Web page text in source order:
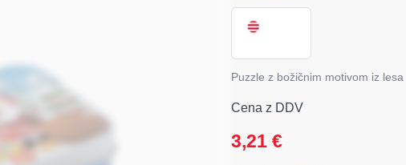
Puzzle z božičnim motivom iz lesa
Cena z DDV
3,21€